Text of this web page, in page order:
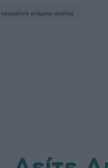
πασχαλινά γεύματα αγάπης